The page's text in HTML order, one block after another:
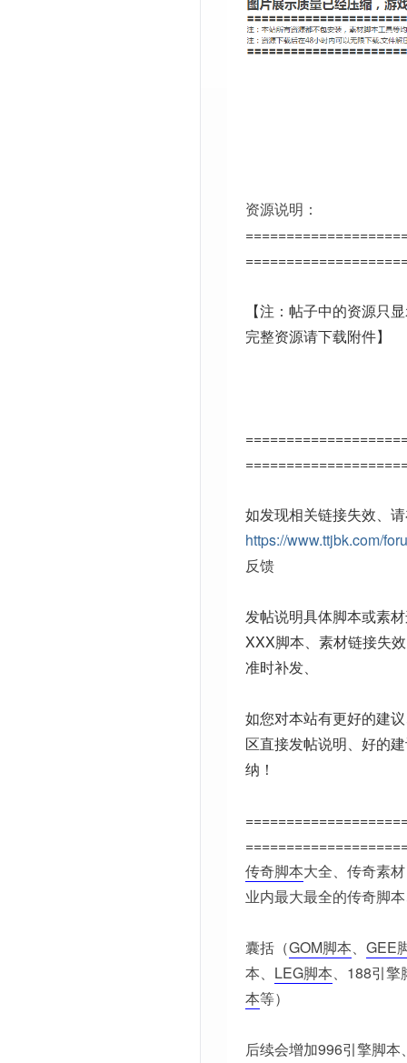
资源说明：
【注：帖子中的资源只
完整资源请下载附件】
如发现相关链接失效、
https://www.ttjbk.com/
反馈
发帖说明具体脚本或素
XXX脚本、素材链接失
准时补发、
如您对本站有更好的建
区直接发帖说明、好的
纳！
传奇脚本大全、传奇素
业内最大最全的传奇脚
囊括（GOM脚本、 GEE
本、 LEG脚本、188引擎
本等）
后续会增加996引擎脚本